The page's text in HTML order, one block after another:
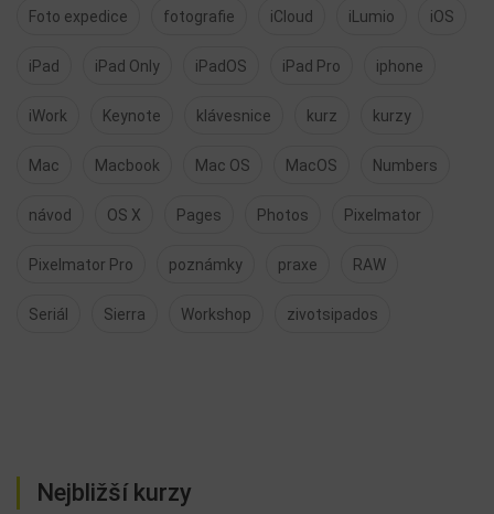
Foto expedice fotografie iCloud iLumio iOS
iPad iPad Only iPadOS iPad Pro iphone
iWork Keynote klávesnice kurz kurzy
Mac Macbook Mac OS MacOS Numbers
návod OS X Pages Photos Pixelmator
Pixelmator Pro poznámky praxe RAW
Seriál Sierra Workshop zivotsipados
Nejbližší kurzy